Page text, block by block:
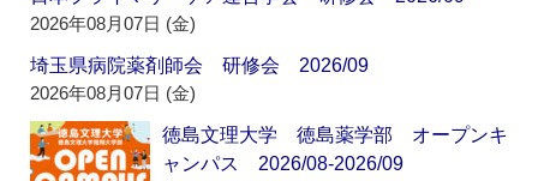
2026年08月07日 (金)
埼玉県病院薬剤師会 研修会 2026/09
2026年08月07日 (金)
徳島文理大学 徳島薬学部 オープンキ
ャンパス 2026/08-2026/09